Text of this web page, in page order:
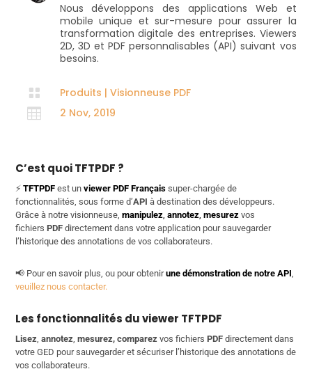
Nous développons des applications Web et
mobile unique et sur-mesure pour assurer la
transformation digitale des entreprises. Viewers
2D, 3D et PDF personnalisables (API) suivant vos
besoins.
 Produits | Visionneuse PDF

2 Nov, 2019
C’est quoi TFTPDF ?
⚡TFTPDF est unviewer PDF Français super-chargée de
fonctionnalités, sous forme d’API à destination des développeurs.
Grâce à notre visionneuse, manipulez ,annotez ,mesurez vos
fichiersPDF directement dans votre application pour sauvegarder
l’historique des annotations de vos collaborateurs.
📢 Pour en savoir plus, ou pour obtenirune démonstration de notre API
veuillez nous contacter.
Les fonctionnalités du viewer TFTPDF
Lisez ,annotez ,mesurez, comparezvos fichiersPDFdirectement dans
votre GED pour sauvegarder et sécuriser l’historique des annotations de
vos collaborateurs.